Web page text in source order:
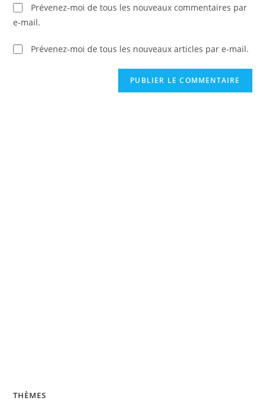
Prévenez-moi de tous les nouveaux commentaires par
e-mail.
Prévenez-moi de tous les nouveaux articles par e-mail.
THÈMES